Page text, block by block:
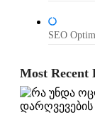
SEO
Most Recent